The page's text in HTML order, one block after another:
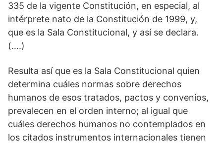
335 de la vigente Constitución, en especial, al
intérprete nato de la Constitución de 1999, y,
que es la Sala Constitucional, y así se declara.
(….)
Resulta así que es la Sala Constitucional quien
determina cuáles normas sobre derechos
humanos de esos tratados, pactos y convenios,
prevalecen en el orden interno; al igual que
cuáles derechos humanos no contemplados en
los citados instrumentos internacionales tienen